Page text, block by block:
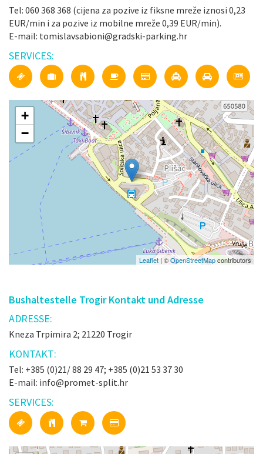
Tel: 060 368 368 (cijena za pozive iz fiksne mreže iznosi 0,23
EUR/min i za pozive iz mobilne mreže 0,39 EUR/min).
E-mail: tomislavsabioni@gradski-parking.hr
SERVICES:
+
−
Leaflet | ©OpenStreetMapcontributors
Bushaltestelle Trogir Kontakt und Adresse
ADRESSE:
Kneza Trpimira 2; 21220 Trogir
KONTAKT:
Tel: +385 (0)21/ 88 29 47; +385 (0)21 53 37 30
E-mail: info@promet-split.hr
SERVICES: